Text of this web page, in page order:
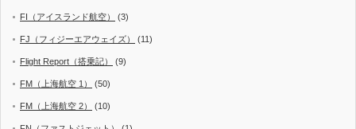
FI（アイスランド航空） (3)
FJ（フィジーエアウェイズ） (11)
Flight Report（搭乗記） (9)
FM（上海航空 1） (50)
FM（上海航空 2） (10)